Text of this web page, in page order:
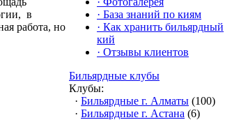
в
работа, но
· База знаний по киям
· Как хранить бильярдный
кий
· Отзывы клиентов
Бильярдные клубы
Клубы:
· Бильярдные г. Алматы (100)
· Бильярдные г. Астана (6)